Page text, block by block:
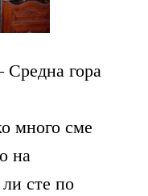
Средна гора
много сме
на
сте по